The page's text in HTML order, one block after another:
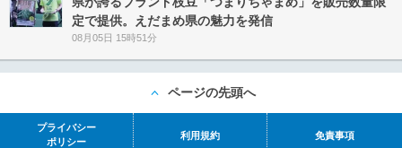
定で提供。えだまめ県の魅力を発信
08月05日 15時51分
ページの先頭へ
プライバシー
ポリシー
利用規約 免責事項